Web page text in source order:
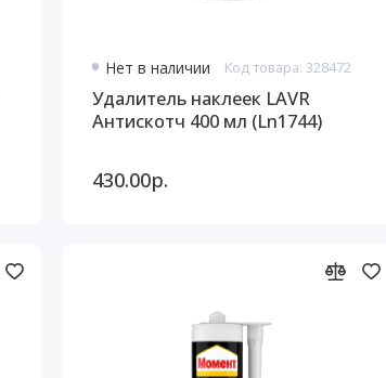
Нет в наличии Код товара: 328472
Удалитель наклеек LAVR
Антискотч 400 мл (Ln1744)
430.00р.